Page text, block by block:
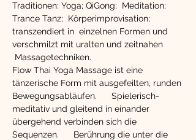
Traditionen: Yoga; QiGong;  Meditation;
Trance Tanz;  Körperimprovisation;
transzendiert in  einzelnen Formen und
verschmilzt mit uralten und zeitnahen
Massagetechniken.
Flow Thai Yoga Massage ist eine
tänzerische Form mit ausgefeilten, runden
Bewegungsabläufen.      Spielerisch-
meditativ und gleitend in einander
übergehend verbinden sich die
Sequenzen.      Berührung die unter die